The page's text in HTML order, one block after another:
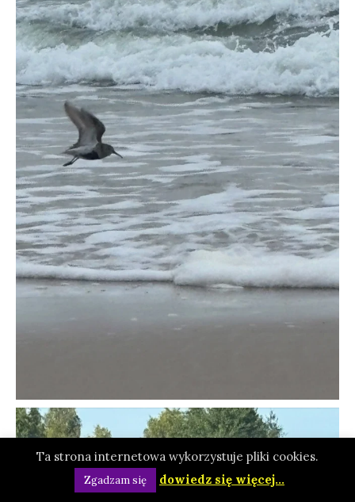
Ta strona internetowa wykorzystuje pliki cookies.
Zgadzam się dowiedz się więcej...